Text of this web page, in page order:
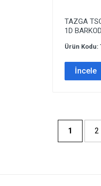
TAZGA
1D
Ürün Kodu:
İncele
1 2